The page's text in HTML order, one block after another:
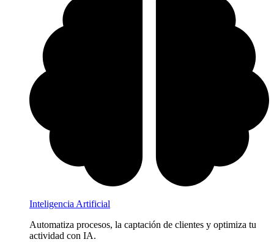
Inteligencia Artificial
Automatiza procesos, la captación de clientes y optimiza tu
actividad con IA.